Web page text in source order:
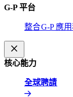
G-P 平台​​
整合​​G-P 應
核心能力​​
全球聘請​​